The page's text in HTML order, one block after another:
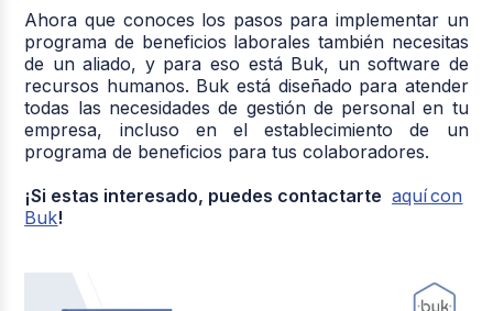
Ahora que conoces los pasos para implementar un
programa de beneficios laborales también necesitas
de un aliado, y para eso está Buk, un software de
recursos humanos. Buk está diseñado para atender
todas las necesidades de gestión de personal en tu
empresa, incluso en el establecimiento de un
programa de beneficios para tus colaboradores.
¡Si estas interesado, puedes contactarte aquícon
Buk!